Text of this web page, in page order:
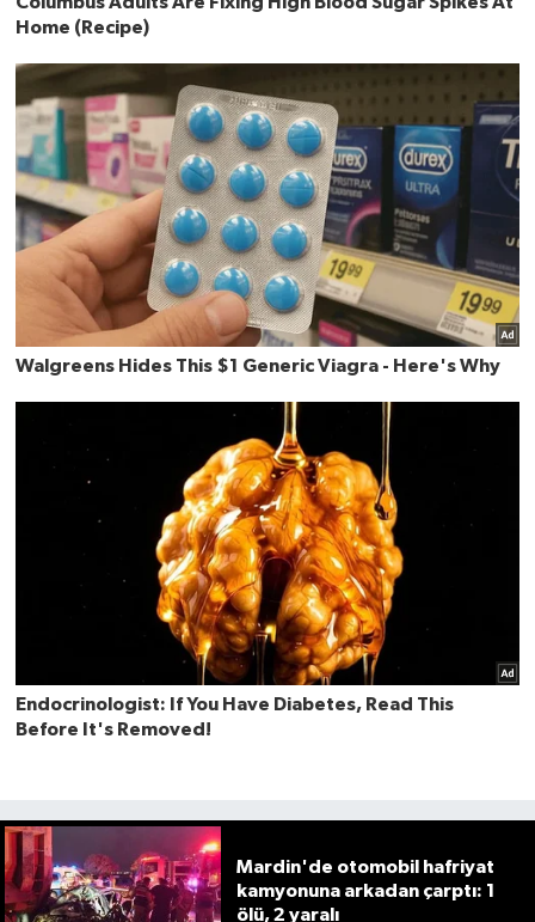
Mardin'de otomobil hafriyat
kamyonuna arkadan çarptı: 1
ölü, 2 yaralı